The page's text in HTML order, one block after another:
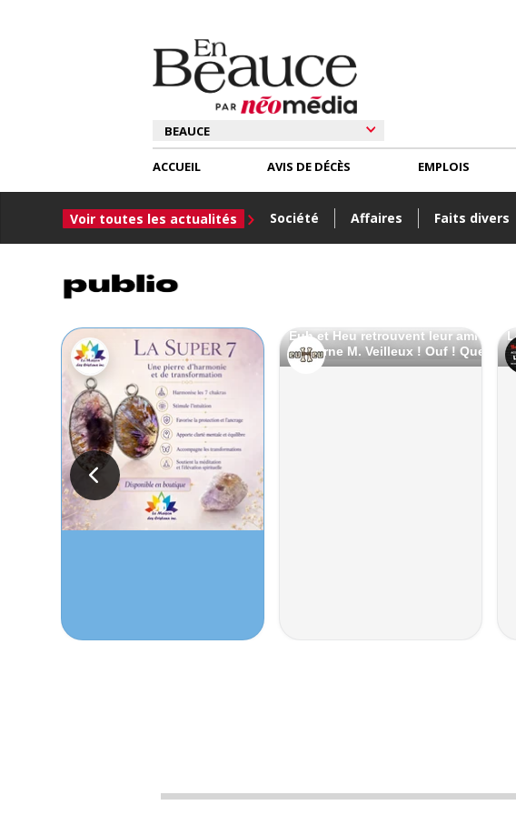
ACCUEIL
Voir toutes les actualités Société Affaires Faits divers
AVIS DE DÉCÈS EMPLOIS